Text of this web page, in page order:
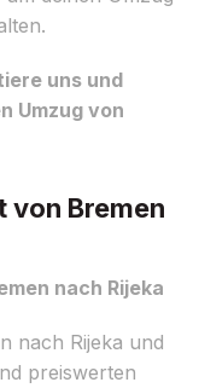
uns und
Umzug von
von Bremen
nach Rijeka
nach Rijeka und
preiswerten